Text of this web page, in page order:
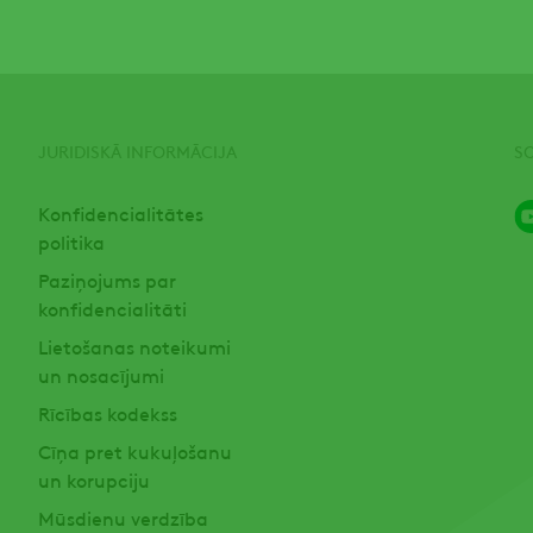
Konfidencialitātes
politika
Paziņojums par
konfidencialitāti
Lietošanas noteikumi
un nosacījumi
Rīcības kodekss
Cīņa pret kukuļošanu
un korupciju
Mūsdienu verdzība